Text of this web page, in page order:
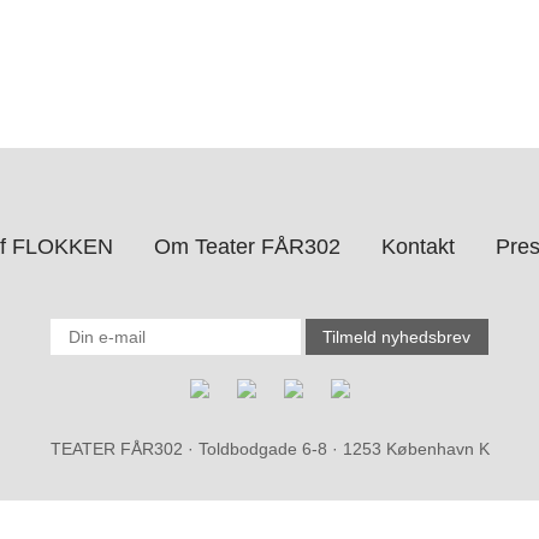
FLOKKEN Om Teater FÅR302 Kontakt
TEATER FÅR302 · Toldbodgade 6-8 · 1253 København K